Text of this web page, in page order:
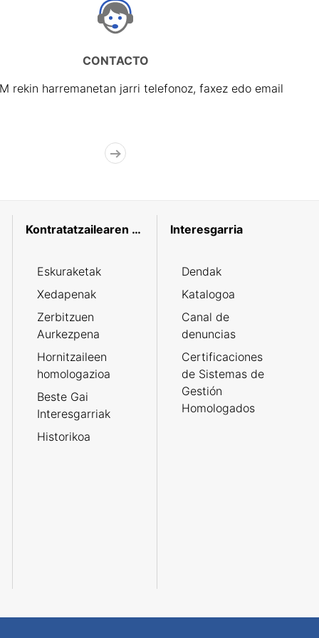
CONTACTO
rekin harremanetan jarri telefonoz, faxez edo email
Kontratatzailearen profila
Eskuraketak
Xedapenak
Zerbitzuen
Aurkezpena
Hornitzaileen
homologazioa
Beste Gai
Interesgarriak
Historikoa
Interesgarria
Dendak
Katalogoa
Canal de
denuncias
Certificaciones
de Sistemas de
Gestión
Homologados